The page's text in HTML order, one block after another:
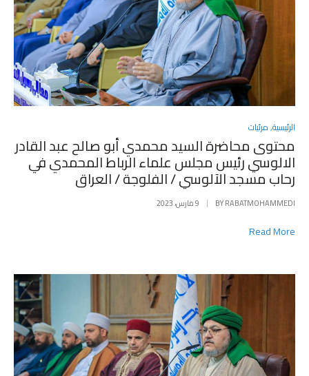
POSTED
IN
الرئيسية,مرئيات
محتوى محاضرة السيد محمدي أبو صالح عبد القادر
الالوسي رئيس مجلس علماء الرباط المحمدي في
رحاب مسجد الآلوسي / الفلوجة / العراق
BYRABATMOHAMMEDI 9 مارس، 2023
Read More